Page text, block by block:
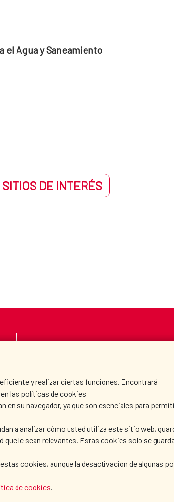
el Agua y Saneamiento
DE INTERÉS
eficiente y realizar ciertas funciones. Encontrará
las políticas de cookies.
en su navegador, ya que son esenciales para
a analizar cómo usted utiliza este sitio web,
que le sean relevantes. Estas cookies solo se
cookies, aunque la desactivación de algunas
de cookies.
SALA DE PRENSA
DE COOKIES